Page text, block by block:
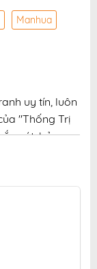
Manhua
uy tín, luôn
"Thống Trị
nét, bản
đến trải
toàn miễn